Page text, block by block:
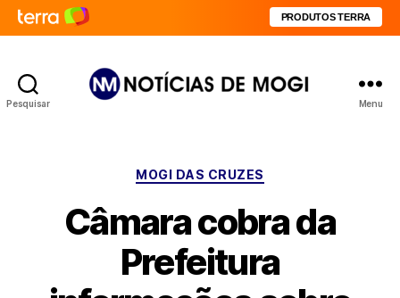
PRODUTOS TERRA
Pesquisar Menu
Categorias
MOGI DAS CRUZES
Câmara cobra da
Prefeitura